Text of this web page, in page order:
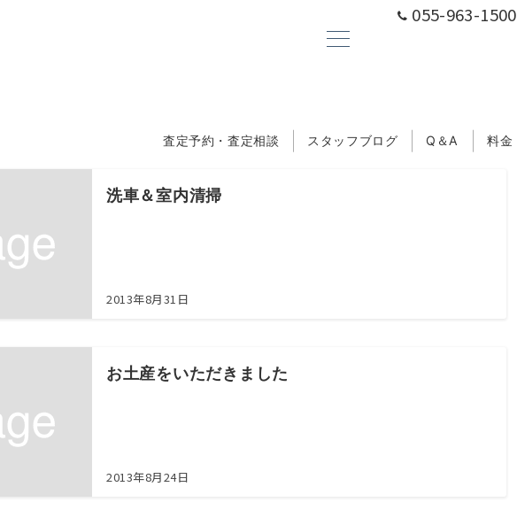
055-963-1500
査定予約・査定相談 スタッフブログ Q＆A 料金
洗車＆室内清掃
2013年8月31日
お土産をいただきました
2013年8月24日055-963-1500